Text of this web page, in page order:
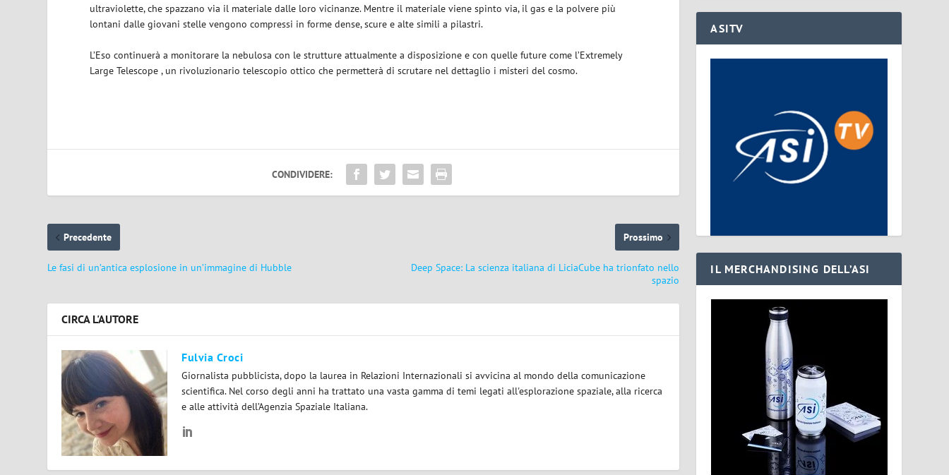
ultraviolette, che spazzano via il materiale dalle loro vicinanze. Mentre il materiale viene spinto via, il gas e la polvere più
lontani dalle giovani stelle vengono compressi in forme dense, scure e alte simili a pilastri.
L’Eso continuerà a monitorare la nebulosa con le strutture attualmente a disposizione e con quelle future come l’Extremely
Large Telescope , un rivoluzionario telescopio ottico che permetterà di scrutare nel dettaglio i misteri del cosmo.
CONDIVIDERE:
Precedente
Le fasi di un’antica esplosione in un’immagine di Hubble
Prossimo
Deep Space: La scienza italiana di LiciaCube ha trionfato nello
spazio
CIRCA L'AUTORE
Fulvia Croci
Giornalista pubblicista, dopo la laurea in Relazioni Internazionali si avvicina al mondo della comunicazione
scientifica. Nel corso degli anni ha trattato una vasta gamma di temi legati all'esplorazione spaziale, alla ricerca
e alle attività dell’Agenzia Spaziale Italiana.
ASITV
IL MERCHANDISING DELL’ASI